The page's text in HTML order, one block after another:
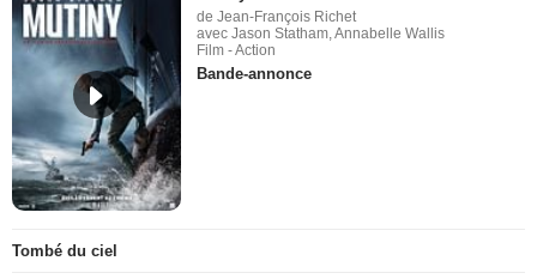
de Jean-François Richet
avec Jason Statham, Annabelle Wallis
Film - Action
Bande-annonce
Tombé du ciel